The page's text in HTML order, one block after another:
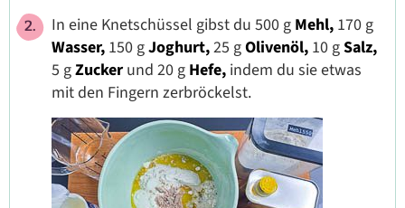
In eine Knetschüssel gibst du 500 g Mehl, 170 g
Wasser, 150 gJoghurt,25 gOlivenöl, 10 gSalz,
5 gZucker und 20 g Hefe, indem du sie etwas
mit den Fingern zerbröckelst.